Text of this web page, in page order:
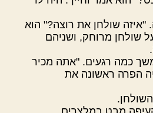
שולחן את רוצה?" הוא
שולחן מרוחק, ושניהם
כמה רגעים. "אתה מכיר
הפרה ראשונה את